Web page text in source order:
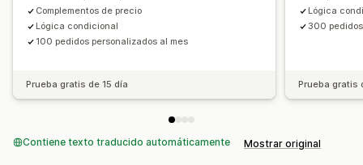
Ocultar existencias agotadas
Actualizaciones automáticas
Complementos de precio
Lógica condicional
100 pedidos personalizados al mes
Prueba gratis de 15 día
Lógica
300
Prueba gratis
Contiene texto traducido automáticamente Mostrar original